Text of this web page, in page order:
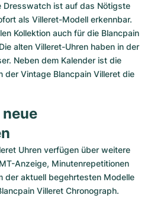
Dresswatch ist auf das Nötigste
als Villeret-Modell erkennbar.
Kollektion auch für die Blancpain
alten Villeret-Uhren haben in der
Neben dem Kalender ist die
der Vintage Blancpain Villeret die
Uhren verfügen über weitere
Anzeige, Minutenrepetitionen
der aktuell begehrtesten Modelle
Villeret Chronograph.